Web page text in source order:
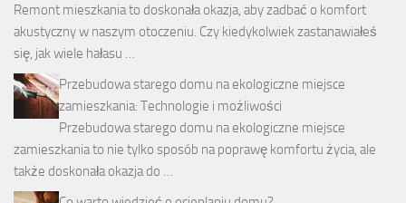
Remont mieszkania to doskonała okazja, aby zadbać o komfort
akustyczny w naszym otoczeniu. Czy kiedykolwiek zastanawiałeś
się, jak wiele hałasu …
Przebudowa starego domu na ekologiczne miejsce
zamieszkania: Technologie i możliwości
Przebudowa starego domu na ekologiczne miejsce
zamieszkania to nie tylko sposób na poprawę komfortu życia, ale
także doskonała okazja do …